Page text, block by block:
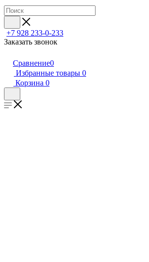
+7 928 233-0-233
Заказать звонок
Сравнение0
Избранные товары 0
Корзина 0